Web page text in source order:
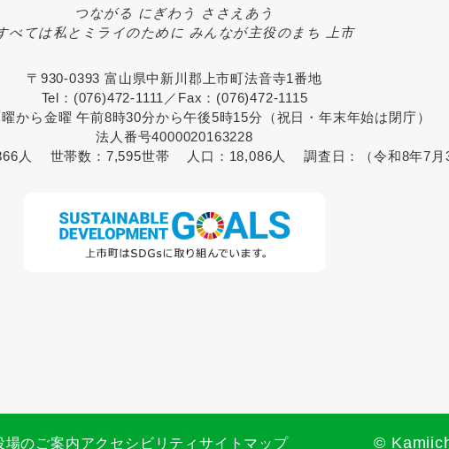
つながる にぎわう ささえあう
べては私とミライのために みんなが主役のまち 上市
〒930-0393 富山県中新川郡上市町法音寺1番地
Tel：(076)472-1111／Fax：(076)472-1115
から金曜 午前8時30分から午後5時15分（祝日・年末年始は閉庁）
法人番号4000020163228
人 世帯数： 7,595世帯 人口： 18,086人 調査日： （令和8年7月
場のご案内アクセシビリティサイトマップ ©